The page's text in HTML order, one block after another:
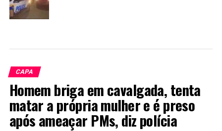
CAPA
Homem briga em cavalgada, tenta
matar a própria mulher e é preso
após ameaçar PMs, diz polícia